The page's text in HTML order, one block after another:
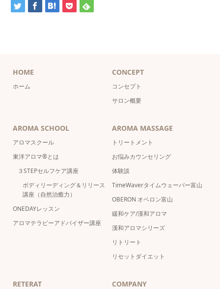
HOME
ホーム
CONCEPT
コンセプト
サロン概要
AROMA SCHOOL
アロマスクール
東洋アロマ®とは
３STEPセルフケア講座
ボディリーディング＆リリース
講座（自然治癒力）
ONEDAYレッスン
アロマテラピーアドバイザー講座
AROMA MASSAGE
トリートメント
お悩みカウンセリング
体験談
TimeWaverタイムウェーバー富山
OBERON オベロン富山
緩和ケア/漢和アロマ
漢和アロマシリーズ
リトリート
リセットダイエット
RETERAT COMPANY